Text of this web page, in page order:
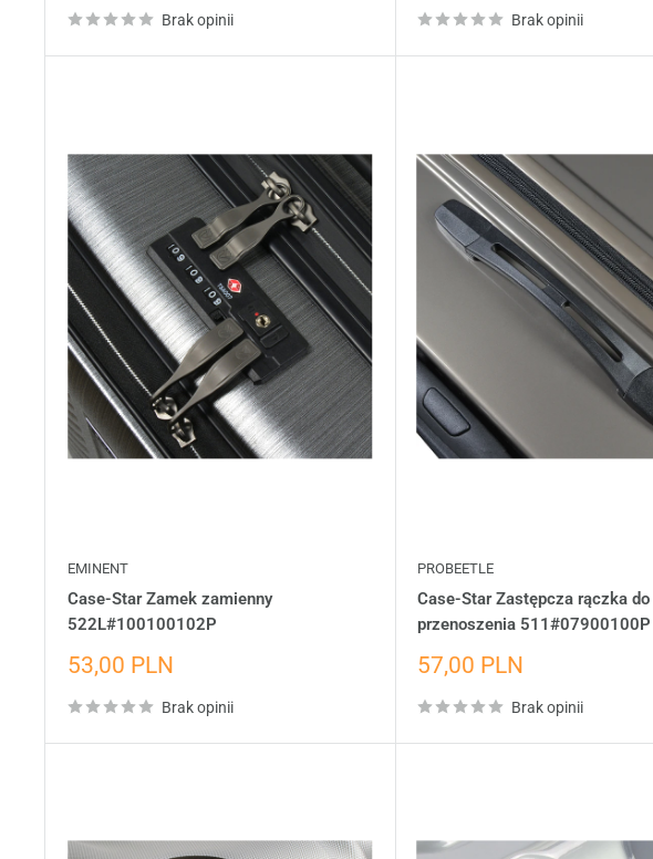
Brak opinii Brak opinii
EMINENT
Case-Star Zamek zamienny
522L#100100102P
Cena
53,00 PLN
Brak opinii
PROBEETLE
Case-Star Zastępcza rączka do
przenoszenia 511#07900100P
Cena
57,00 PLN
Brak opinii